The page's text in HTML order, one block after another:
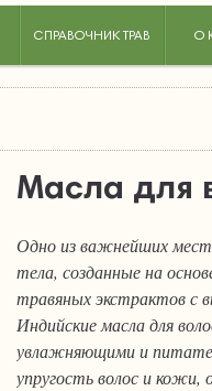
СПРАВОЧНИК ТРАВ О
Масла для
Одно из важнейших
тела, созданные на
травяных экстрактов с
Индийские масла для
увлажняющими и
упругость волос и